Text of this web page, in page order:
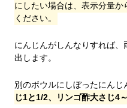
にしたい場合は、表示分量
ください。
にんじんがしんなりすれば
出します。
別のボウルにしぼったにんじ
じ1と1/2、リンゴ酢大さじ4